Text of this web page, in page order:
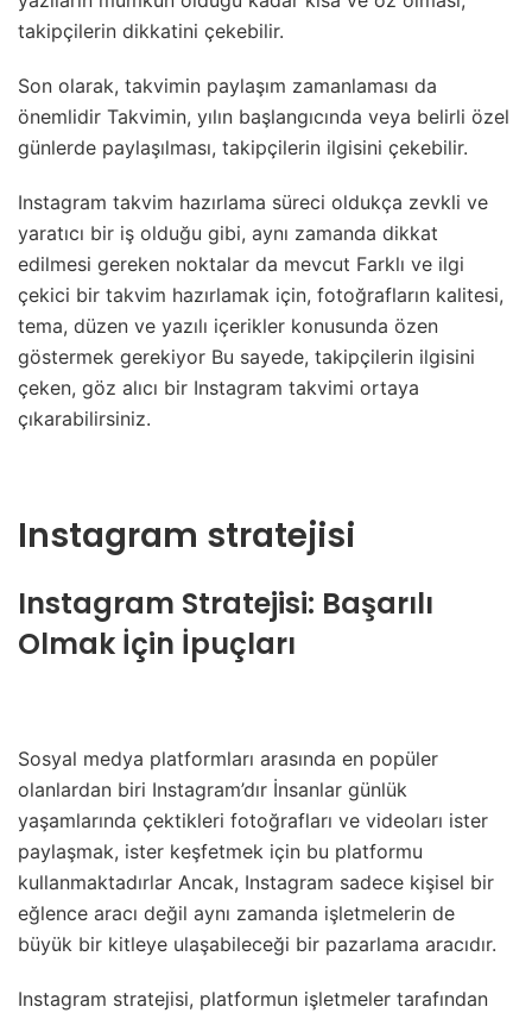
takipçilerin dikkatini çekebilir.
Son olarak, takvimin paylaşım zamanlaması da
önemlidir Takvimin, yılın başlangıcında veya belirli özel
günlerde paylaşılması, takipçilerin ilgisini çekebilir.
Instagram takvim hazırlama süreci oldukça zevkli ve
yaratıcı bir iş olduğu gibi, aynı zamanda dikkat
edilmesi gereken noktalar da mevcut Farklı ve ilgi
çekici bir takvim hazırlamak için, fotoğrafların kalitesi,
tema, düzen ve yazılı içerikler konusunda özen
göstermek gerekiyor Bu sayede, takipçilerin ilgisini
çeken, göz alıcı bir Instagram takvimi ortaya
çıkarabilirsiniz.
Instagram stratejisi
Instagram Stratejisi: Başarılı
Olmak İçin İpuçları
Sosyal medya platformları arasında en popüler
olanlardan biri Instagram’dır İnsanlar günlük
yaşamlarında çektikleri fotoğrafları ve videoları ister
paylaşmak, ister keşfetmek için bu platformu
kullanmaktadırlar Ancak, Instagram sadece kişisel bir
eğlence aracı değil aynı zamanda işletmelerin de
büyük bir kitleye ulaşabileceği bir pazarlama aracıdır.
Instagram stratejisi, platformun işletmeler tarafından